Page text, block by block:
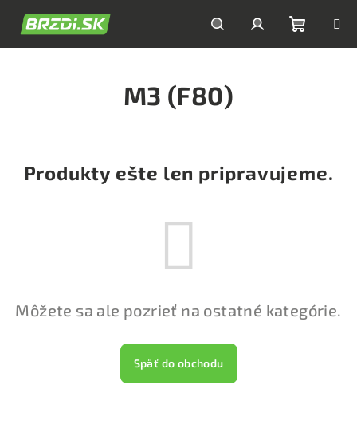
obsah
HľadaťPrihlásenie
M3 (F80)
Produkty ešte len pripravujeme.
Môžete sa ale pozrieť na ostatné kategórie.
Späť do obchodu